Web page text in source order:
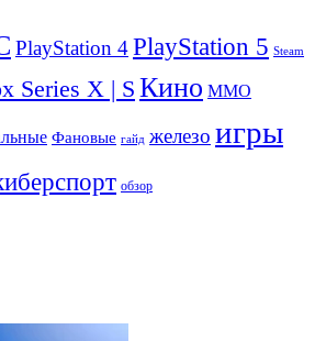
PlayStation 4PlayStation 5 Steam
Series X | S Кино ММО
Фановые гайд железо игры
обзор